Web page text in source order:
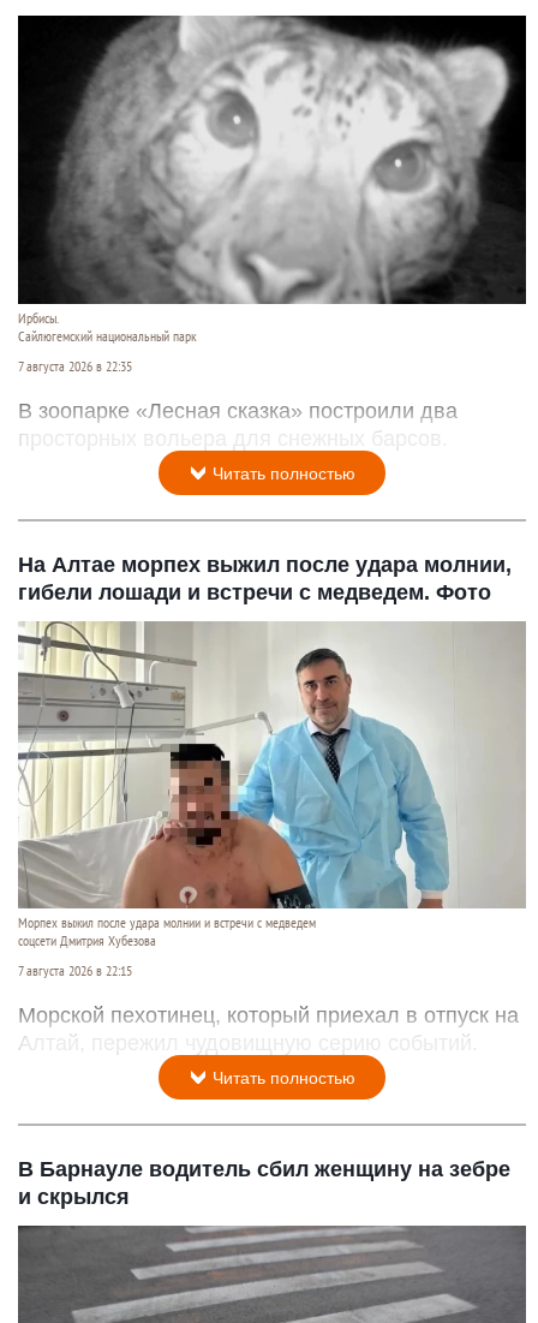
Ирбисы.
Сайлюгемский национальный парк
7 августа 2026 в 22:35
В зоопарке «Лесная сказка» построили два
просторных вольера для снежных барсов.
Читать полностью
На Алтае морпех выжил после удара молнии,
гибели лошади и встречи с медведем. Фото
Морпех выжил после удара молнии и встречи с медведем
соцсети Дмитрия Хубезова
7 августа 2026 в 22:15
Морской пехотинец, который приехал в отпуск на
Алтай, пережил чудовищную серию событий.
Читать полностью
В Барнауле водитель сбил женщину на зебре
и скрылся